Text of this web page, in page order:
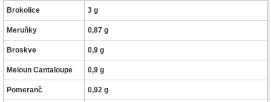
Brokolice 3 g
Meruňky 0,87 g
Broskve 0,9 g
Meloun Cantaloupe 0,9 g
Pomeranč 0,92 g